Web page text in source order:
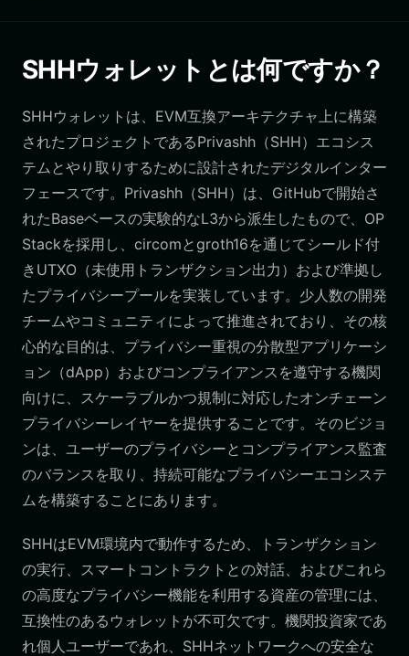
SHHウォレットとは何ですか？
SHHウォレットは、EVM互換アーキテクチャ上に構築
されたプロジェクトであるPrivashh（SHH）エコシス
テムとやり取りするために設計されたデジタルインター
フェースです。Privashh（SHH）は、GitHubで開始さ
れたBaseベースの実験的なL3から派生したもので、OP
Stackを採用し、circomとgroth16を通じてシールド付
きUTXO（未使用トランザクション出力）および準拠し
たプライバシープールを実装しています。少人数の開発
チームやコミュニティによって推進されており、その核
心的な目的は、プライバシー重視の分散型アプリケーシ
ョン（dApp）およびコンプライアンスを遵守する機関
向けに、スケーラブルかつ規制に対応したオンチェーン
プライバシーレイヤーを提供することです。そのビジョ
ンは、ユーザーのプライバシーとコンプライアンス監査
のバランスを取り、持続可能なプライバシーエコシステ
ムを構築することにあります。
SHHはEVM環境内で動作するため、トランザクション
の実行、スマートコントラクトとの対話、およびこれら
の高度なプライバシー機能を利用する資産の管理には、
互換性のあるウォレットが不可欠です。機関投資家であ
れ個人ユーザーであれ、SHHネットワークへの安全な